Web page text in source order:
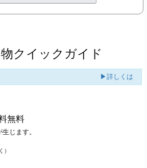
クイックガイド
▶詳しくは
無料
じます。
）